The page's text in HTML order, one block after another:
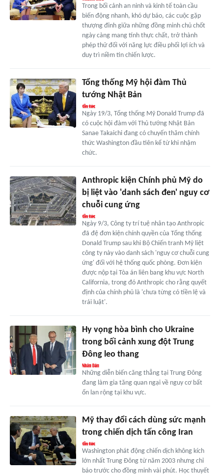
Trong bối cảnh an ninh và kinh tế toàn cầu
biến động nhanh, khó dự báo, các cuộc gặp
thượng đỉnh giữa những đồng minh chủ chốt
ngày càng mang tính thực chất, trở thành
phép thử đối với năng lực điều phối lợi ích và
duy trì niềm tin chiến lược.
Tổng thống Mỹ hội đàm Thủ
tướng Nhật Bản
Ngày 19/3, Tổng thống Mỹ Donald Trump đã
có cuộc hội đàm với Thủ tướng Nhật Bản
Sanae Takaichi đang có chuyến thăm chính
thức Washington đầu tiên kể từ khi nhậm
chức.
Anthropic kiện Chính phủ Mỹ do
bị liệt vào 'danh sách đen' nguy cơ
chuỗi cung ứng
Ngày 9/3, Công ty trí tuệ nhân tạo Anthropic
đã đệ đơn kiện chính quyền của Tổng thống
Donald Trump sau khi Bộ Chiến tranh Mỹ liệt
công ty này vào danh sách 'nguy cơ chuỗi cung
ứng' đối với hệ thống quốc phòng. Đơn kiện
được nộp tại Tòa án liên bang khu vực North
California, trong đó Anthropic cho rằng quyết
định của chính phủ là 'chưa từng có tiền lệ và
trái luật'.
Hy vọng hòa bình cho Ukraine
trong bối cảnh xung đột Trung
Đông leo thang
Những diễn biến căng thẳng tại Trung Đông
đang làm gia tăng quan ngại về nguy cơ bất
ổn lan rộng tại khu vực.
Mỹ thay đổi cách dùng sức mạnh
trong chiến dịch tấn công Iran
Washington phát động chiến dịch không kích
lớn nhất Trung Đông từ năm 2003 nhưng chỉ
báo trước cho đồng minh vài phút. Học thuyết